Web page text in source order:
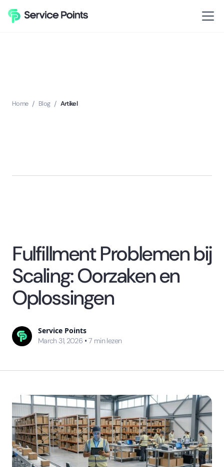
Home / Blog / Artikel
Fulfillment Problemen bij
Scaling: Oorzaken en
Oplossingen
Service Points
March 31, 2026 • 7 min lezen